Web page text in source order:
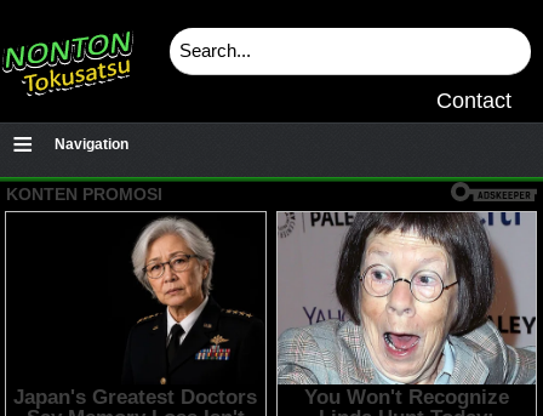
Contact
≡ Navigation